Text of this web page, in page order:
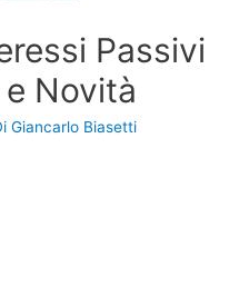
Passivi
Novità
Giancarlo Biasetti